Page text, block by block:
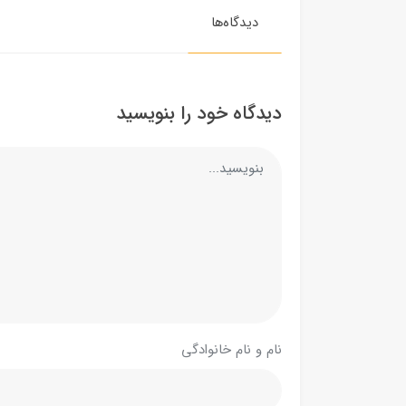
دیدگاه‌ها
دیدگاه خود را بنویسید
نام و نام خانوادگی